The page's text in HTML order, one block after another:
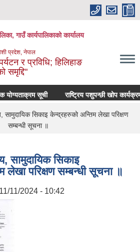
गाउँ कार्यपालिकाको कार्यालय
प्रदेश, नेपाल
र प्रविधि; हिलिहाङ
समृद्दि"
योग्यताक्रम सूची राष्ट्रिय पशुपन्छी खोप
सामुदायिक सिकाइ केन्द्रहरुको अन्तिम लेखा परिक्षण
सम्बन्धी सूचना ॥
सामुदायिक सिकाइ
लेखा परिक्षण सम्बन्धी सूचना ॥
11/2024 - 10:42